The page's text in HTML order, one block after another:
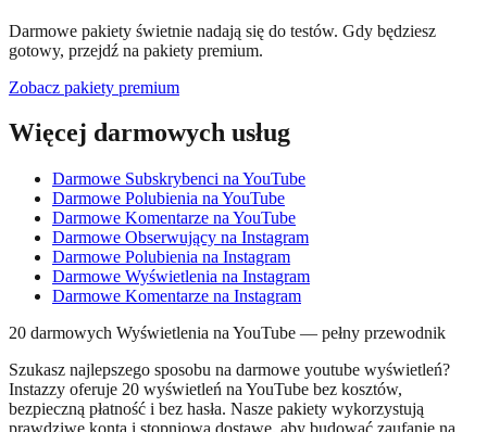
Darmowe pakiety świetnie nadają się do testów. Gdy będziesz
gotowy, przejdź na pakiety premium.
Zobacz pakiety premium
Więcej darmowych usług
Darmowe Subskrybenci na YouTube
Darmowe Polubienia na YouTube
Darmowe Komentarze na YouTube
Darmowe Obserwujący na Instagram
Darmowe Polubienia na Instagram
Darmowe Wyświetlenia na Instagram
Darmowe Komentarze na Instagram
20 darmowych Wyświetlenia na YouTube — pełny przewodnik
Szukasz najlepszego sposobu na darmowe youtube wyświetleń?
Instazzy oferuje 20 wyświetleń na YouTube bez kosztów,
bezpieczną płatność i bez hasła. Nasze pakiety wykorzystują